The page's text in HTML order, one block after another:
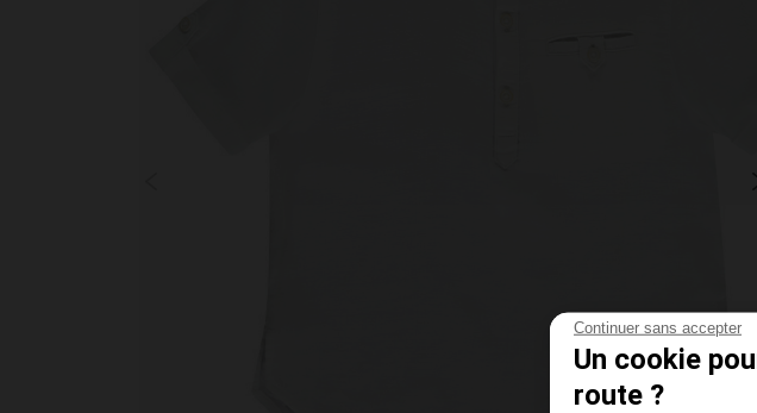
Continuer sans accepter
Un cookie
route ?